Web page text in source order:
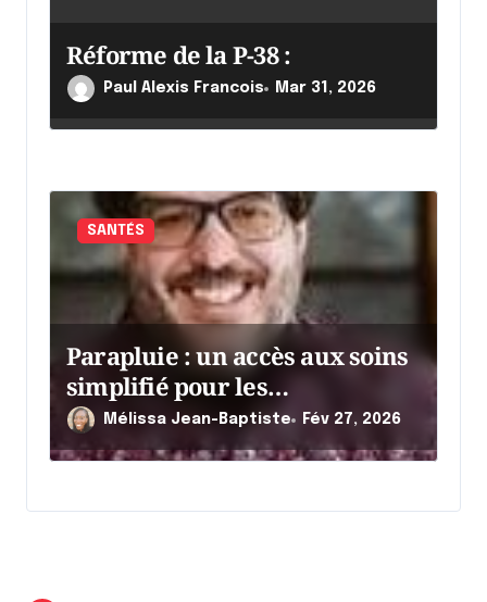
Réforme de la P-38 :
Paul Alexis Francois Mar 31, 2026
SANTÉS
Parapluie : un accès aux soins
simplifié pour les
entrepreneurs
Mélissa Jean-Baptiste Fév 27, 2026